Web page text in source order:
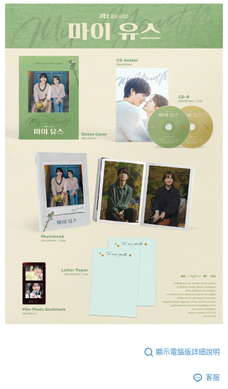
２．關於個人資料處理事宜，請瀏覽以下網址：
https://aftee.tw/terms/#terms3
３．未成年的使用者請事先徵得法定代理人或監護人之同意方可使用
「AFTEE先享後付」，若未經同意申辦者引起之損失，本公司不負相關責
任。
時審查核予不同之上限額度；若仍有額度不足之情形，本公司將視審查結果
請求用戶進行身份認證。
５．嚴禁一人註冊多個帳號或使用他人資訊註冊。若發現惡意使用之情形，
恩沛科技股份有限公司將有權停止該用戶之使用額度並採取法律行動。
每筆NT$200
付款後門市自取
免運費
亞洲國家/地區配送
北美國家/地區配送
歐洲國家/地區配送 查看運費
顯示電腦版詳細說明
客服